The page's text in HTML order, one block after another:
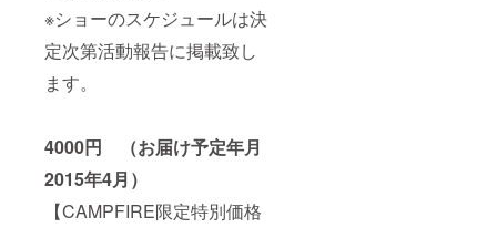
※ショーのスケジュールは決
定次第活動報告に掲載致し
ます。
4000円 （お届け予定年月
2015年4月）
【CAMPFIRE限定特別価格